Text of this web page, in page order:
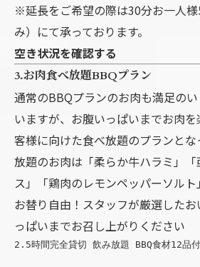
※延長をご希望の際は30分お一人
み）にて承っております。
空き状況を確認する
3.お肉食べ放題BBQプラン
通常のBBQプランのお肉も満足の
いますが、お腹いっぱいまでお肉
客様に向けた食べ放題のプランとな
放題のお肉は「柔らか牛ハラミ」
ス」「鶏肉のレモンペッパーソル
お替り自由！スタッフが厳選した
っぱいまでお召し上がりください
2.5時間完全貸切 飲み放題 BBQ食材12品